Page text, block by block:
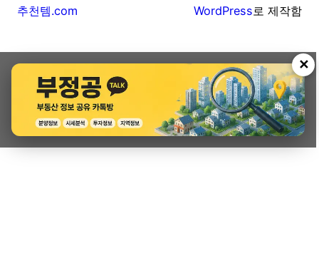
추천템.com WordPress로 제작함
✕